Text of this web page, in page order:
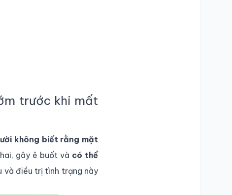
trước khi mất
không biết rằng mặt
gây ê buốt và có thể
và điều trị tình trạng này